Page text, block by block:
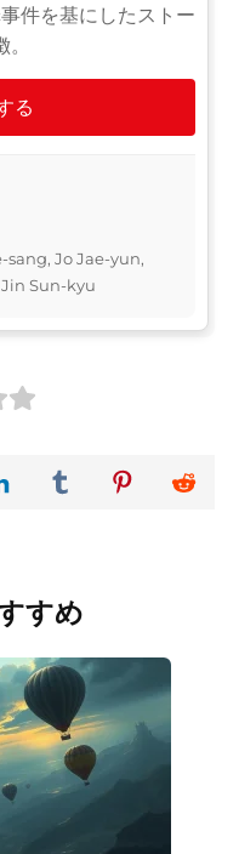
件を基にしたストー
る
sang, Jo Jae-yun,
Sun-kyu
すめ